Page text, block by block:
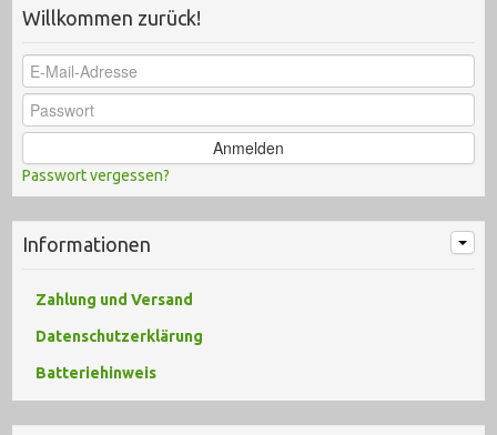
Willkommen zurück!
Anmelden
Passwort vergessen?
Informationen
Zahlung und Versand
Datenschutzerklärung
Batteriehinweis